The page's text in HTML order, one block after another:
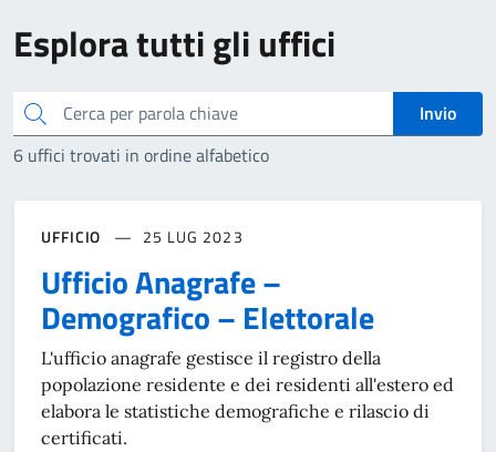
Esplora tutti gli uffici
Cerca
Invio
6 uffici trovati in ordine alfabetico
UFFICIO 25 LUG 2023
Ufficio Anagrafe –
Demografico – Elettorale
L'ufficio anagrafe gestisce il registro della
popolazione residente e dei residenti all'estero ed
elabora le statistiche demografiche e rilascio di
certificati.